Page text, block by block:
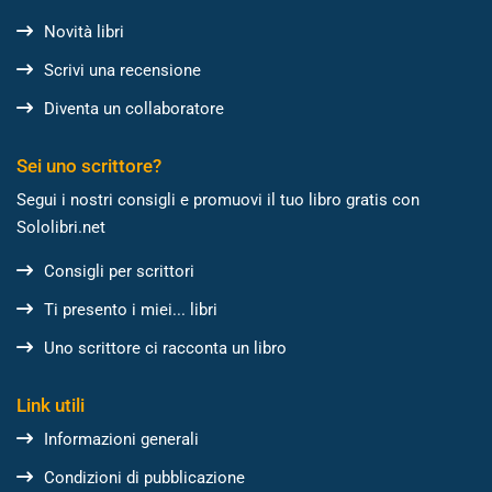
Novità libri
Scrivi una recensione
Diventa un collaboratore
Sei uno scrittore?
Segui i nostri consigli e promuovi il tuo libro gratis con
Sololibri.net
Consigli per scrittori
Ti presento i miei... libri
Uno scrittore ci racconta un libro
Link utili
Informazioni generali
Condizioni di pubblicazione